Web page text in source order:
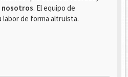
nosotros. El equipo de
labor de forma altruista.